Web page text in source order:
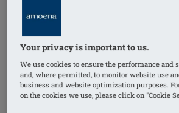
Wat zijn de speciale
de beha’s?
Your privacy is important to us.
We use cookies to ensure the performance and
and, where permitted, to monitor website use
business and website optimization purposes.
on the cookies we use, please click on "Cookie